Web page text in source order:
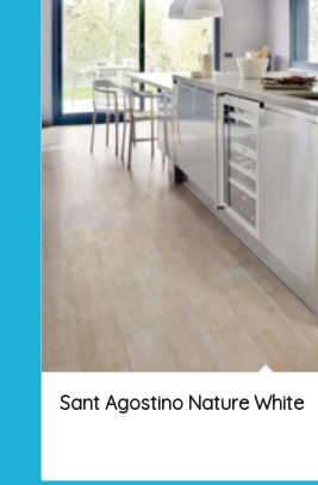
Sant Agostino Nature White